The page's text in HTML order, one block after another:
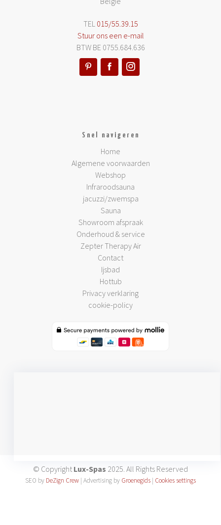
TEL 015/55.39.15
Stuur ons een e-mail
BTW BE 0755.684.636
Snel navigeren
Home
Algemene voorwaarden
Webshop
Infraroodsauna
jacuzzi/zwemspa
Sauna
Showroom afspraak
Onderhoud & service
Zepter Therapy Air
Contact
Ijsbad
Hottub
Privacy verklaring
cookie-policy
© Copyright Lux-Spas 2025. All Rights Reserved
SEO by DeZign Crew | Advertising by Groenegids | Cookies settings